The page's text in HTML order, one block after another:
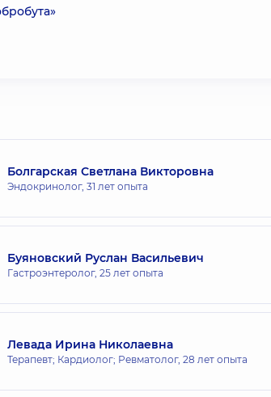
Болгарская Светлана Викторовна
Эндокринолог, 31 лет опыта
Буяновский Руслан Васильевич
Гастроэнтеролог, 25 лет опыта
Левада Ирина Николаевна
Терапевт; Кардиолог; Ревматолог, 28 лет опыта